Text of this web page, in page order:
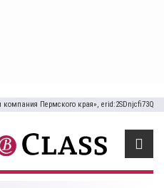
Пермского края», erid:2SDnjcfi73Q